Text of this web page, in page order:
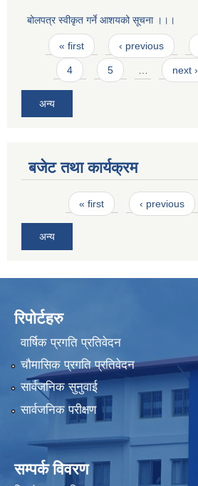
बोलपत्र स्वीकृत गर्ने आशयको सूचना ।।।
Pages
« first ‹ previous
4 5 … next ›
अन्य
बजेट तथा कार्यक्रम
Pages« first ‹ previous
अन्य
रिपोर्टहरु
वार्षिक प्रगति प्रतिवेदन
चौमासिक प्रगति प्रतिवेदन
सार्वजनिक सुनुवाई
सार्वजनिक परीक्षण
सम्पर्क विवरण